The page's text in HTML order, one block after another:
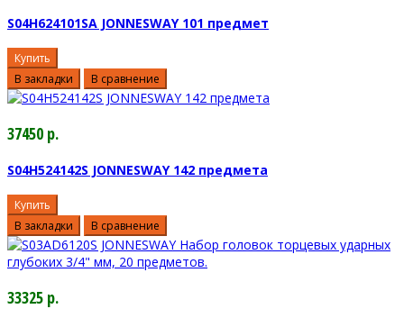
S04H624101SA JONNESWAY 101 предмет
Купить
В закладки
В сравнение
37450 р.
S04H524142S JONNESWAY 142 предмета
Купить
В закладки
В сравнение
33325 р.